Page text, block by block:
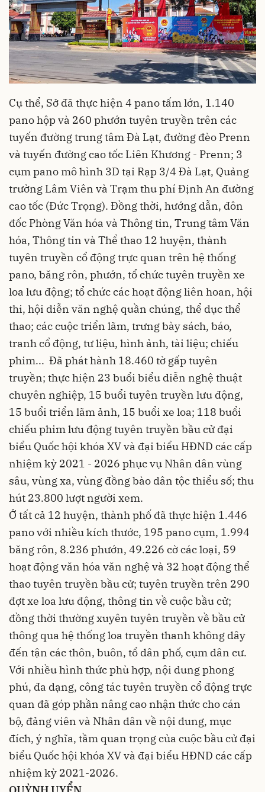
Cụ thể, Sở đã thực hiện 4 pano tấm lớn, 1.140
pano hộp và 260 phướn tuyên truyền trên các
tuyến đường trung tâm Đà Lạt, đường đèo Prenn
và tuyến đường cao tốc Liên Khương - Prenn; 3
cụm pano mô hình 3D tại Rạp 3/4 Đà Lạt, Quảng
trường Lâm Viên và Trạm thu phí Định An đường
cao tốc (Đức Trọng). Đồng thời, hướng dẫn, đôn
đốc Phòng Văn hóa và Thông tin, Trung tâm Văn
hóa, Thông tin và Thể thao 12 huyện, thành
tuyên truyền cổ động trực quan trên hệ thống
pano, băng rôn, phướn, tổ chức tuyên truyền xe
loa lưu động; tổ chức các hoạt động liên hoan, hội
thi, hội diễn văn nghệ quần chúng, thể dục thể
thao; các cuộc triển lãm, trưng bày sách, báo,
tranh cổ động, tư liệu, hình ảnh, tài liệu; chiếu
phim... Đã phát hành 18.460 tờ gấp tuyên
truyền; thực hiện 23 buổi biểu diễn nghệ thuật
chuyên nghiệp, 15 buổi tuyên truyền lưu động,
15 buổi triển lãm ảnh, 15 buổi xe loa; 118 buổi
chiếu phim lưu động tuyên truyền bầu cử đại
biểu Quốc hội khóa XV và đại biểu HĐND các cấp
nhiệm kỳ 2021 - 2026 phục vụ Nhân dân vùng
sâu, vùng xa, vùng đồng bào dân tộc thiểu số; thu
hút 23.800 lượt người xem.
Ở tất cả 12 huyện, thành phố đã thực hiện 1.446
pano với nhiều kích thước, 195 pano cụm, 1.994
băng rôn, 8.236 phướn, 49.226 cờ các loại, 59
hoạt động văn hóa văn nghệ và 32 hoạt động thể
thao tuyên truyền bầu cử; tuyên truyền trên 290
đợt xe loa lưu động, thông tin về cuộc bầu cử;
đồng thời thường xuyên tuyên truyền về bầu cử
thông qua hệ thống loa truyền thanh không dây
đến tận các thôn, buôn, tổ dân phố, cụm dân cư.
Với nhiều hình thức phù hợp, nội dung phong
phú, đa dạng, công tác tuyên truyền cổ động trực
quan đã góp phần nâng cao nhận thức cho cán
bộ, đảng viên và Nhân dân về nội dung, mục
đích, ý nghĩa, tầm quan trọng của cuộc bầu cử đại
biểu Quốc hội khóa XV và đại biểu HĐND các cấp
nhiệm kỳ 2021-2026.